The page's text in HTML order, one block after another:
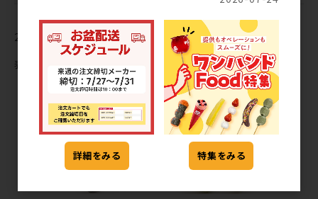
20
件中 1〜20件目
表示切替
詳細をみる 特集をみる